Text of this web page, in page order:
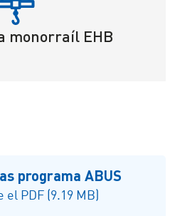
monorraíl EHB
programa ABUS
el PDF (9.19 MB)